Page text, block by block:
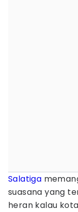
Salatiga
suasana yang
heran kalau